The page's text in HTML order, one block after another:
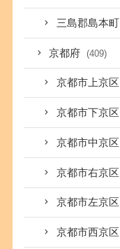
三島郡島本町
京都府 (409)
京都市上京区
京都市下京区
京都市中京区
京都市右京区
京都市左京区
京都市西京区